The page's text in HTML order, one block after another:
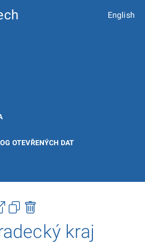
English
OTEVŘENÝCH DAT
kraj